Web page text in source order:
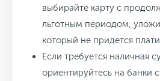
выбирайте карту с
льготным периодом,
который не придется
Если требуется наличная
ориентируйтесь на банки с